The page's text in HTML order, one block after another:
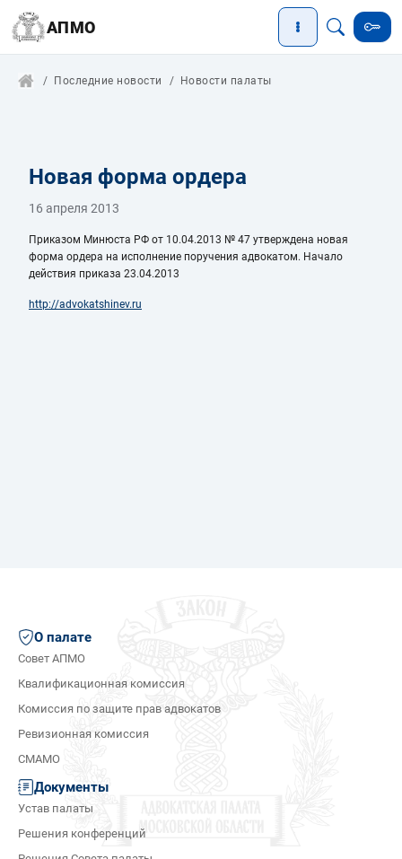
АПМО
Последние новости Новости палаты
Новая форма ордера
16 апреля 2013
Приказом Минюста РФ от 10.04.2013 № 47 утверждена новая
форма ордера на исполнение поручения адвокатом. Начало
действия приказа 23.04.2013
http://advokatshinev.ru
О палате
Совет АПМО
Квалификационная комиссия
Комиссия по защите прав адвокатов
Ревизионная комиссия
СМАМО
Документы
Устав палаты
Решения конференций